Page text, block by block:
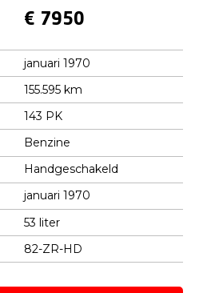
€ 7950
januari 1970
155.595 km
143 PK
Benzine
Handgeschakeld
januari 1970
53 liter
82-ZR-HD